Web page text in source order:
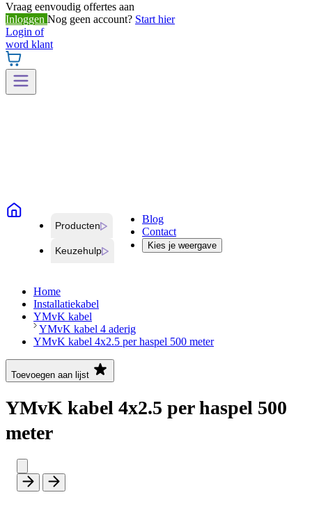
Vraag eenvoudig offertes aan
Inloggen Nog geen account? Start hier
Login of
word klant
Producten
Keuzehulp
Blog
Contact
Kies je weergave
Home
Installatiekabel
YMvK kabel
YMvK kabel 4 aderig
YMvK kabel 4x2.5 per haspel 500 meter
Toevoegen aan lijst
YMvK kabel 4x2.5 per haspel 500
meter